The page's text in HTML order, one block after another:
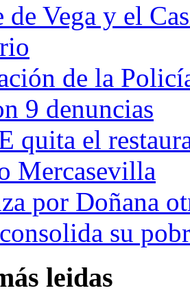
Vega y el
de la
9 denuncias
quita el
Mercasevilla
por Doñana
su
leidas